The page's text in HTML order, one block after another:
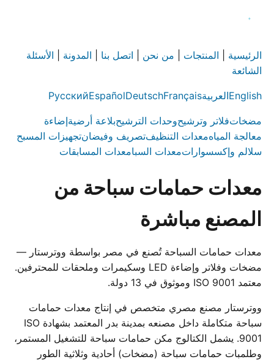
الرئيسية المنتجات من نحن اتصل بنا المدونة
الأسئلة
الشائعة
EnglishالعربيةFrançais
Deutsch
Español
Русский
مضخاتفلاتر وترشيحوحدات الترشيحبلاعة أرضيةإضاءة
معالجة المياهمعدات التنظيفتصريف وفيضانتجهيزات المسبح
سلالم وإكسسواراتمعدات السبامعدات المسابقات
معدات حمامات سباحة من
المصنع مباشرة
معدات حمامات السباحة تُصنع في مصر بواسطة ووترستار —
مضخات وفلاتر وإضاءة LED وسكيمرات وملحقات للمحترفين.
معتمد ISO 9001 وموثوق في 13 دولة.
ووترستار مصنع مصري متخصص في إنتاج معدات حمامات
سباحة متكاملة داخل مصنعه بمدينة بدر المعتمد بشهادة ISO
9001. يشمل الكتالوج مكن حمامات سباحة للتشغيل المستمر،
وطلمبات حمامات سباحة (مضخات) أحادية وثلاثية الطور